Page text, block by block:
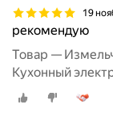
19
рекомендую
Товар —
Кухонный